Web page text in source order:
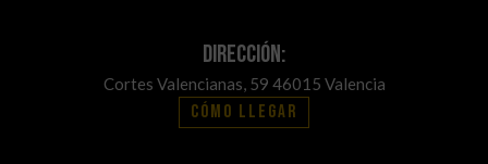
Dirección:
Cortes Valencianas, 59 46015 Valencia
Cómo llegar